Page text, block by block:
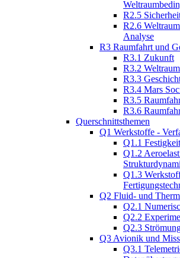
R2.5
R2.6
Analyse
R3 Raumfahrt und
R3.1 Zukunft
R3.2
R3.3
R3.4 Mars
R3.5
R3.6
Querschnittsthemen
Q1 Werkstoffe -
Q1.1
Q1.2
Q1.3
Q2 Fluid- und
Q2.1
Q2.2
Q2.3
Q3 Avionik und
Q3.1